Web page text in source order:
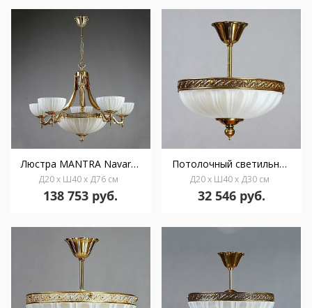
Люстра MANTRA Navarra Ambiente 10L 02228/5 WP
Д20 x Ш40 x Д76 см
138 753 руб.
Потолочный светильник MANTRA Navarra Ambiente 3L 02228/30 PL PB
Д20 x Ш40 x Д30 см
32 546 руб.